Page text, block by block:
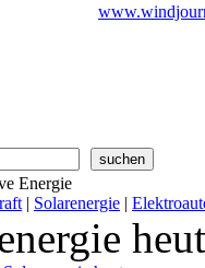
Energie
| Solarenergie |